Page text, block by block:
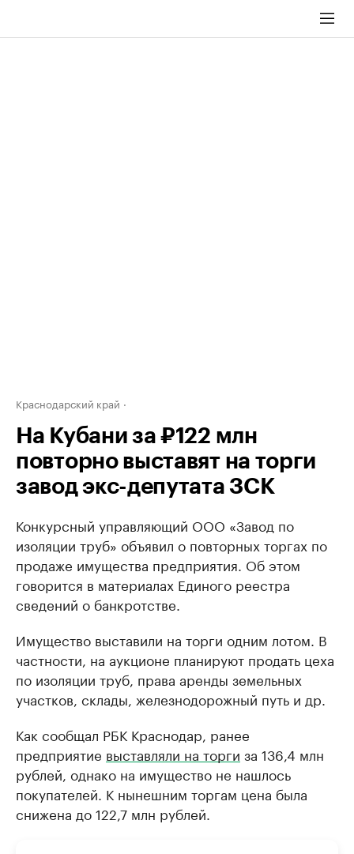
Краснодарский край
На Кубани за ₽122 млн
повторно выставят на торги
завод экс-депутата ЗСК
Конкурсный управляющий ООО «Завод по
изоляции труб» объявил о повторных торгах по
продаже имущества предприятия. Об этом
говорится в материалах Единого реестра
сведений о банкротстве.
Имущество выставили на торги одним лотом. В
частности, на аукционе планируют продать цеха
по изоляции труб, права аренды земельных
участков, склады, железнодорожный путь и др.
Как сообщал РБК Краснодар, ранее
предприятие выставляли на торги за 136,4 млн
рублей, однако на имущество не нашлось
покупателей. К нынешним торгам цена была
снижена до 122,7 млн рублей.